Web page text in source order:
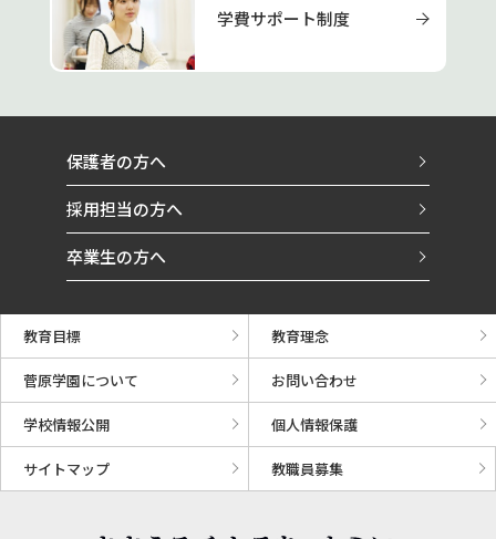
学費サポート制度
保護者の方へ
採用担当の方へ
卒業生の方へ
教育目標 教育理念
菅原学園について お問い合わせ
学校情報公開 個人情報保護
サイトマップ 教職員募集